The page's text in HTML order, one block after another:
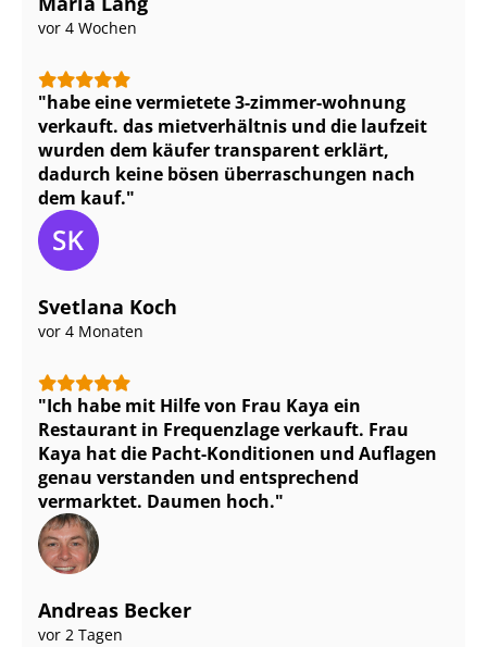
vor 4 Wochen
habe eine vermietete 3-zimmer-wohnung
verkauft. das mietverhältnis und die laufzeit
wurden dem käufer transparent erklärt,
dadurch keine bösen überraschungen nach
dem kauf.
Svetlana Koch
vor 4 Monaten
Ich habe mit Hilfe von Frau Kaya ein
Restaurant in Frequenzlage verkauft. Frau
Kaya hat die Pacht-Konditionen und Auflagen
genau verstanden und entsprechend
vermarktet. Daumen hoch.
Andreas Becker
vor 2 Tagen